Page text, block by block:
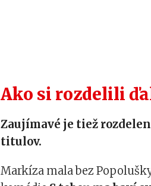
Ako si rozdelili
Zaujímavé je tiež
titulov.
Markíza mala bez